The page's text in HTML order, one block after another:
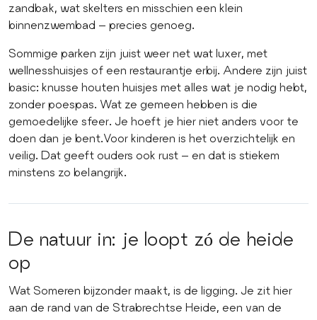
zandbak, wat skelters en misschien een klein
binnenzwembad – precies genoeg.
Sommige parken zijn juist weer net wat luxer, met
wellnesshuisjes of een restaurantje erbij. Andere zijn juist
basic: knusse houten huisjes met alles wat je nodig hebt,
zonder poespas. Wat ze gemeen hebben is die
gemoedelijke sfeer. Je hoeft je hier niet anders voor te
doen dan je bent.Voor kinderen is het overzichtelijk en
veilig. Dat geeft ouders ook rust – en dat is stiekem
minstens zo belangrijk.
De natuur in: je loopt zó de heide
op
Wat Someren bijzonder maakt, is de ligging. Je zit hier
aan de rand van de Strabrechtse Heide, een van de